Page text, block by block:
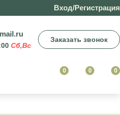
Вход/Регистрация
Сб,Вс
Заказать звонок
0 0 0